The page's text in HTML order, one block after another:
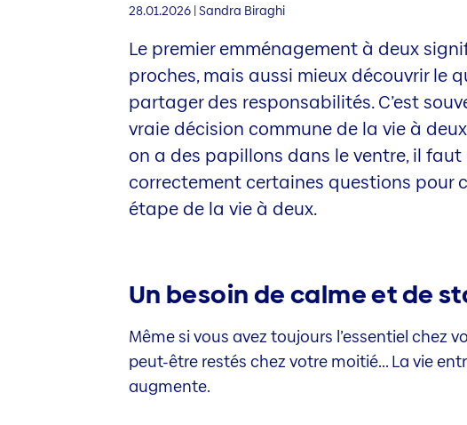
28.01.2026 | Sandra Biraghi
Le premier emménagement à deux
proches, mais aussi mieux découvrir le
partager des responsabilités. C’est
vraie décision commune de la vie à
on a des papillons dans le ventre, il faut
correctement certaines questions pour
étape de la vie à deux.
Un besoin de calme et de
Même si vous avez toujours l’essentiel chez
peut-être restés chez votre moitié... La vie
augmente.